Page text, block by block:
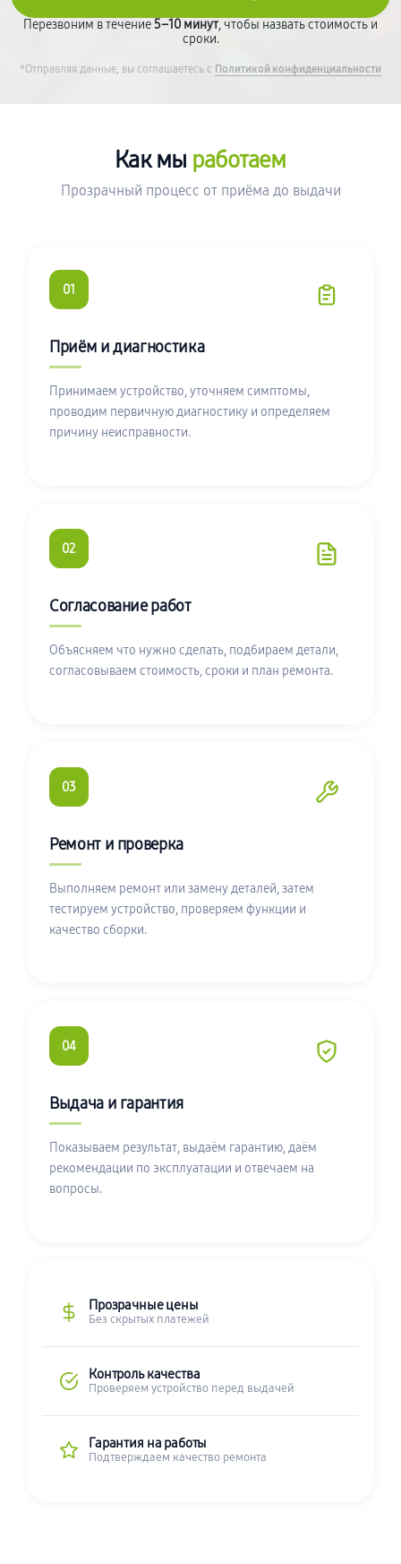
Перезвоним в течение 5–10 минут, чтобы назвать стоимость и
сроки.
*Отправляя данные, вы соглашаетесь с Политикой конфиденциальности
Как мы работаем
Прозрачный процесс от приёма до выдачи
01
Приём и диагностика
Принимаем устройство, уточняем симптомы,
проводим первичную диагностику и определяем
причину неисправности.
02
Согласование работ
Объясняем что нужно сделать, подбираем детали,
согласовываем стоимость, сроки и план ремонта.
03
Ремонт и проверка
Выполняем ремонт или замену деталей, затем
тестируем устройство, проверяем функции и
качество сборки.
04
Выдача и гарантия
Показываем результат, выдаём гарантию, даём
рекомендации по эксплуатации и отвечаем на
вопросы.
Прозрачные цены
Без скрытых платежей
Контроль качества
Проверяем устройство перед выдачей
Гарантия на работы
Подтверждаем качество ремонта